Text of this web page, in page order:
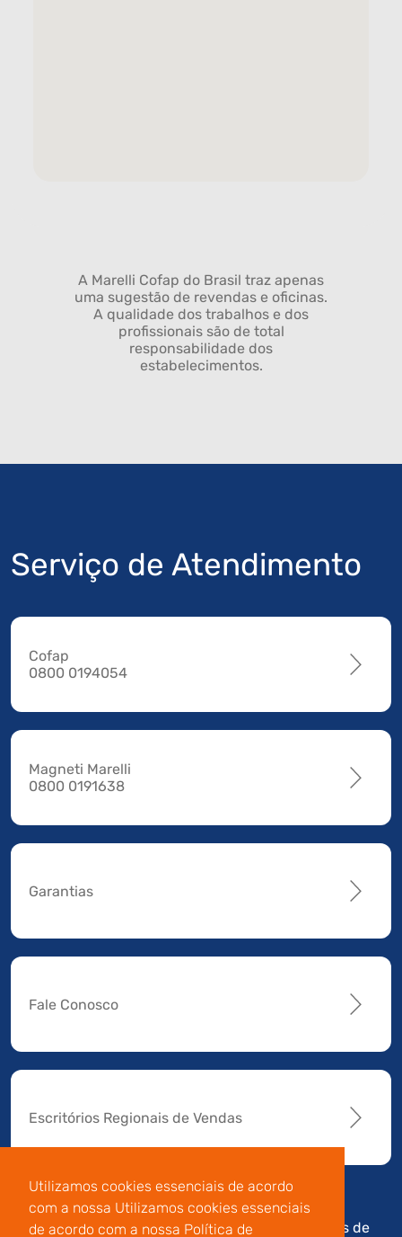
Utilizamos cookies essenciais de acordo
com a nossa Utilizamos cookies essenciais
de acordo com a nossa Política de
A Marelli Cofap do Brasil traz apenas
uma sugestão de revendas e oficinas.
A qualidade dos trabalhos e dos
profissionais são de total
responsabilidade dos
estabelecimentos.
Serviço de Atendimento
Cofap
0800 0194054
Magneti Marelli
0800 0191638
Garantias
Fale Conosco
Escritórios Regionais de Vendas
Av. Manoel da Nóbrega,
Termos de
Código de